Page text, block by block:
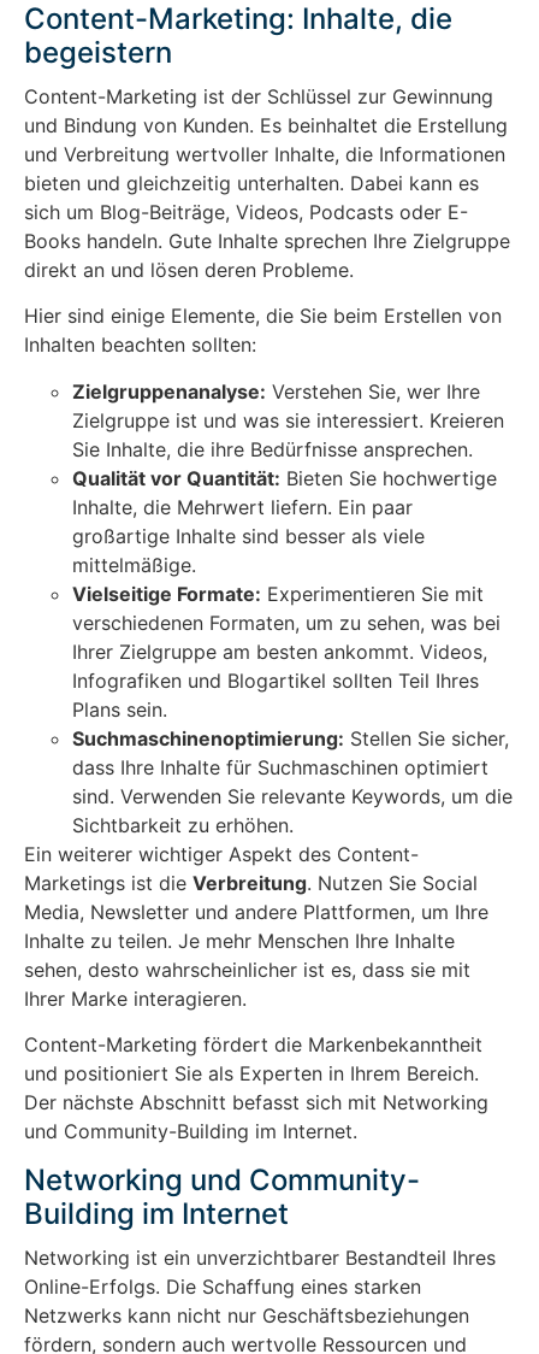
Content-Marketing: Inhalte, die
begeistern
Content-Marketing ist der Schlüssel zur Gewinnung
und Bindung von Kunden. Es beinhaltet die Erstellung
und Verbreitung wertvoller Inhalte, die Informationen
bieten und gleichzeitig unterhalten. Dabei kann es
sich um Blog-Beiträge, Videos, Podcasts oder E-
Books handeln. Gute Inhalte sprechen Ihre Zielgruppe
direkt an und lösen deren Probleme.
Hier sind einige Elemente, die Sie beim Erstellen von
Inhalten beachten sollten:
Zielgruppenanalyse: Verstehen Sie, wer Ihre
Zielgruppe ist und was sie interessiert. Kreieren
Sie Inhalte, die ihre Bedürfnisse ansprechen.
Qualität vor Quantität: Bieten Sie hochwertige
Inhalte, die Mehrwert liefern. Ein paar
großartige Inhalte sind besser als viele
mittelmäßige.
Vielseitige Formate: Experimentieren Sie mit
verschiedenen Formaten, um zu sehen, was bei
Ihrer Zielgruppe am besten ankommt. Videos,
Infografiken und Blogartikel sollten Teil Ihres
Plans sein.
Suchmaschinenoptimierung: Stellen Sie sicher,
dass Ihre Inhalte für Suchmaschinen optimiert
sind. Verwenden Sie relevante Keywords, um die
Sichtbarkeit zu erhöhen.
Ein weiterer wichtiger Aspekt des Content-
Marketings ist die Verbreitung. Nutzen Sie Social
Media, Newsletter und andere Plattformen, um Ihre
Inhalte zu teilen. Je mehr Menschen Ihre Inhalte
sehen, desto wahrscheinlicher ist es, dass sie mit
Ihrer Marke interagieren.
Content-Marketing fördert die Markenbekanntheit
und positioniert Sie als Experten in Ihrem Bereich.
Der nächste Abschnitt befasst sich mit Networking
und Community-Building im Internet.
Networking und Community-
Building im Internet
Networking ist ein unverzichtbarer Bestandteil Ihres
Online-Erfolgs. Die Schaffung eines starken
Netzwerks kann nicht nur Geschäftsbeziehungen
fördern, sondern auch wertvolle Ressourcen und